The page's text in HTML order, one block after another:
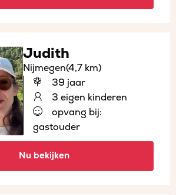
Judith
Nijmegen(4,7 km)
39 jaar
3 eigen kinderen
opvang bij:
gastouder
Nu bekijken